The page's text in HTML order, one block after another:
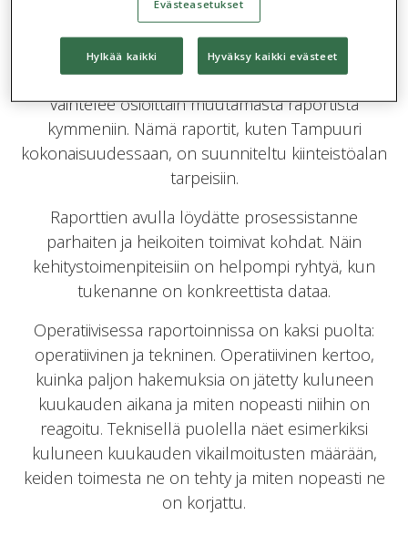
Tampuuri koostuu erilaisista osioista, joista voit
valita käyttöönne vain ne, joita tarvitsette. Jokaiseen
osioon liittyy omat vakioraporttinsa, joiden määrä
vaihtelee osioittain muutamasta raportista
kymmeniin. Nämä raportit, kuten Tampuuri
kokonaisuudessaan, on suunniteltu kiinteistöalan
tarpeisiin.
Raporttien avulla löydätte prosessistanne
parhaiten ja heikoiten toimivat kohdat. Näin
kehitystoimenpiteisiin on helpompi ryhtyä, kun
tukenanne on konkreettista dataa.
Operatiivisessa raportoinnissa on kaksi puolta:
operatiivinen ja tekninen. Operatiivinen kertoo,
kuinka paljon hakemuksia on jätetty kuluneen
kuukauden aikana ja miten nopeasti niihin on
reagoitu. Teknisellä puolella näet esimerkiksi
kuluneen kuukauden vikailmoitusten määrään,
keiden toimesta ne on tehty ja miten nopeasti ne
on korjattu.
Evästeasetukset
Hylkää kaikki Hyväksy kaikki evästeet